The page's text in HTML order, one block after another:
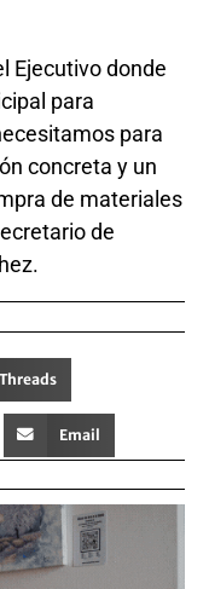
Ejecutivo donde
para
para
concreta y un
de materiales
de
Threads
Email